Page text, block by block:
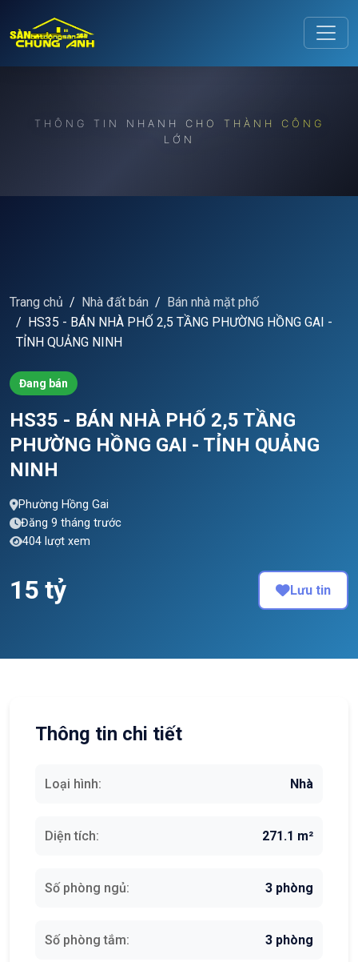
THÔNG TIN NHANH CHO THÀNH CÔNG
LỚN
Trang chủ Nhà đất bán
Bán nhà mặt phố
HS35 - BÁN NHÀ PHỐ 2,5 TẦNG PHƯỜNG HỒNG GAI -
TỈNH QUẢNG NINH
Đang bán
HS35 - BÁN NHÀ PHỐ 2,5 TẦNG
PHƯỜNG HỒNG GAI - TỈNH QUẢNG
NINH
Phường Hồng Gai
Đăng 9 tháng trước
404 lượt xem
15 tỷ Lưu tin
Thông tin chi tiết
Loại hình: Nhà
Diện tích: 271.1 m²
Số phòng ngủ: 3 phòng
Số phòng tắm: 3 phòng